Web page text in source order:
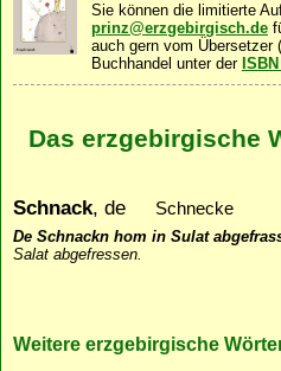
Sie können die limitierte
prinz@erzgebirgisch.de
auch gern vom Übersetzer
Buchhandel unter der
Das erzgebirgische
Schnack, de Schnecke
De Schnackn hom in Sulat
Salat abgefressen.
Weitere erzgebirgische